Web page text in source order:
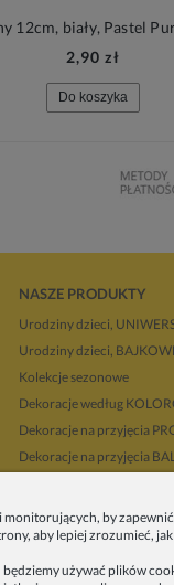
2,90 zł
Do koszyka
NASZE PRODUKTY
Urodziny dzieci,
Urodziny dzieci,
Kolekcje sezonowe
Dekoracje według
Dekoracje na przyjęcia
Dekoracje na przyjęcia
Upominki i prezenty
Dekoracje balonowe
Zleć organizację przyjęcia
by
aby lepiej zrozumieć,
będziemy używać plików